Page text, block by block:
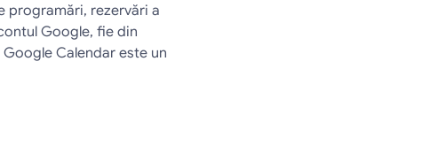
programări, rezervări a
Google, fie din
Calendar este un